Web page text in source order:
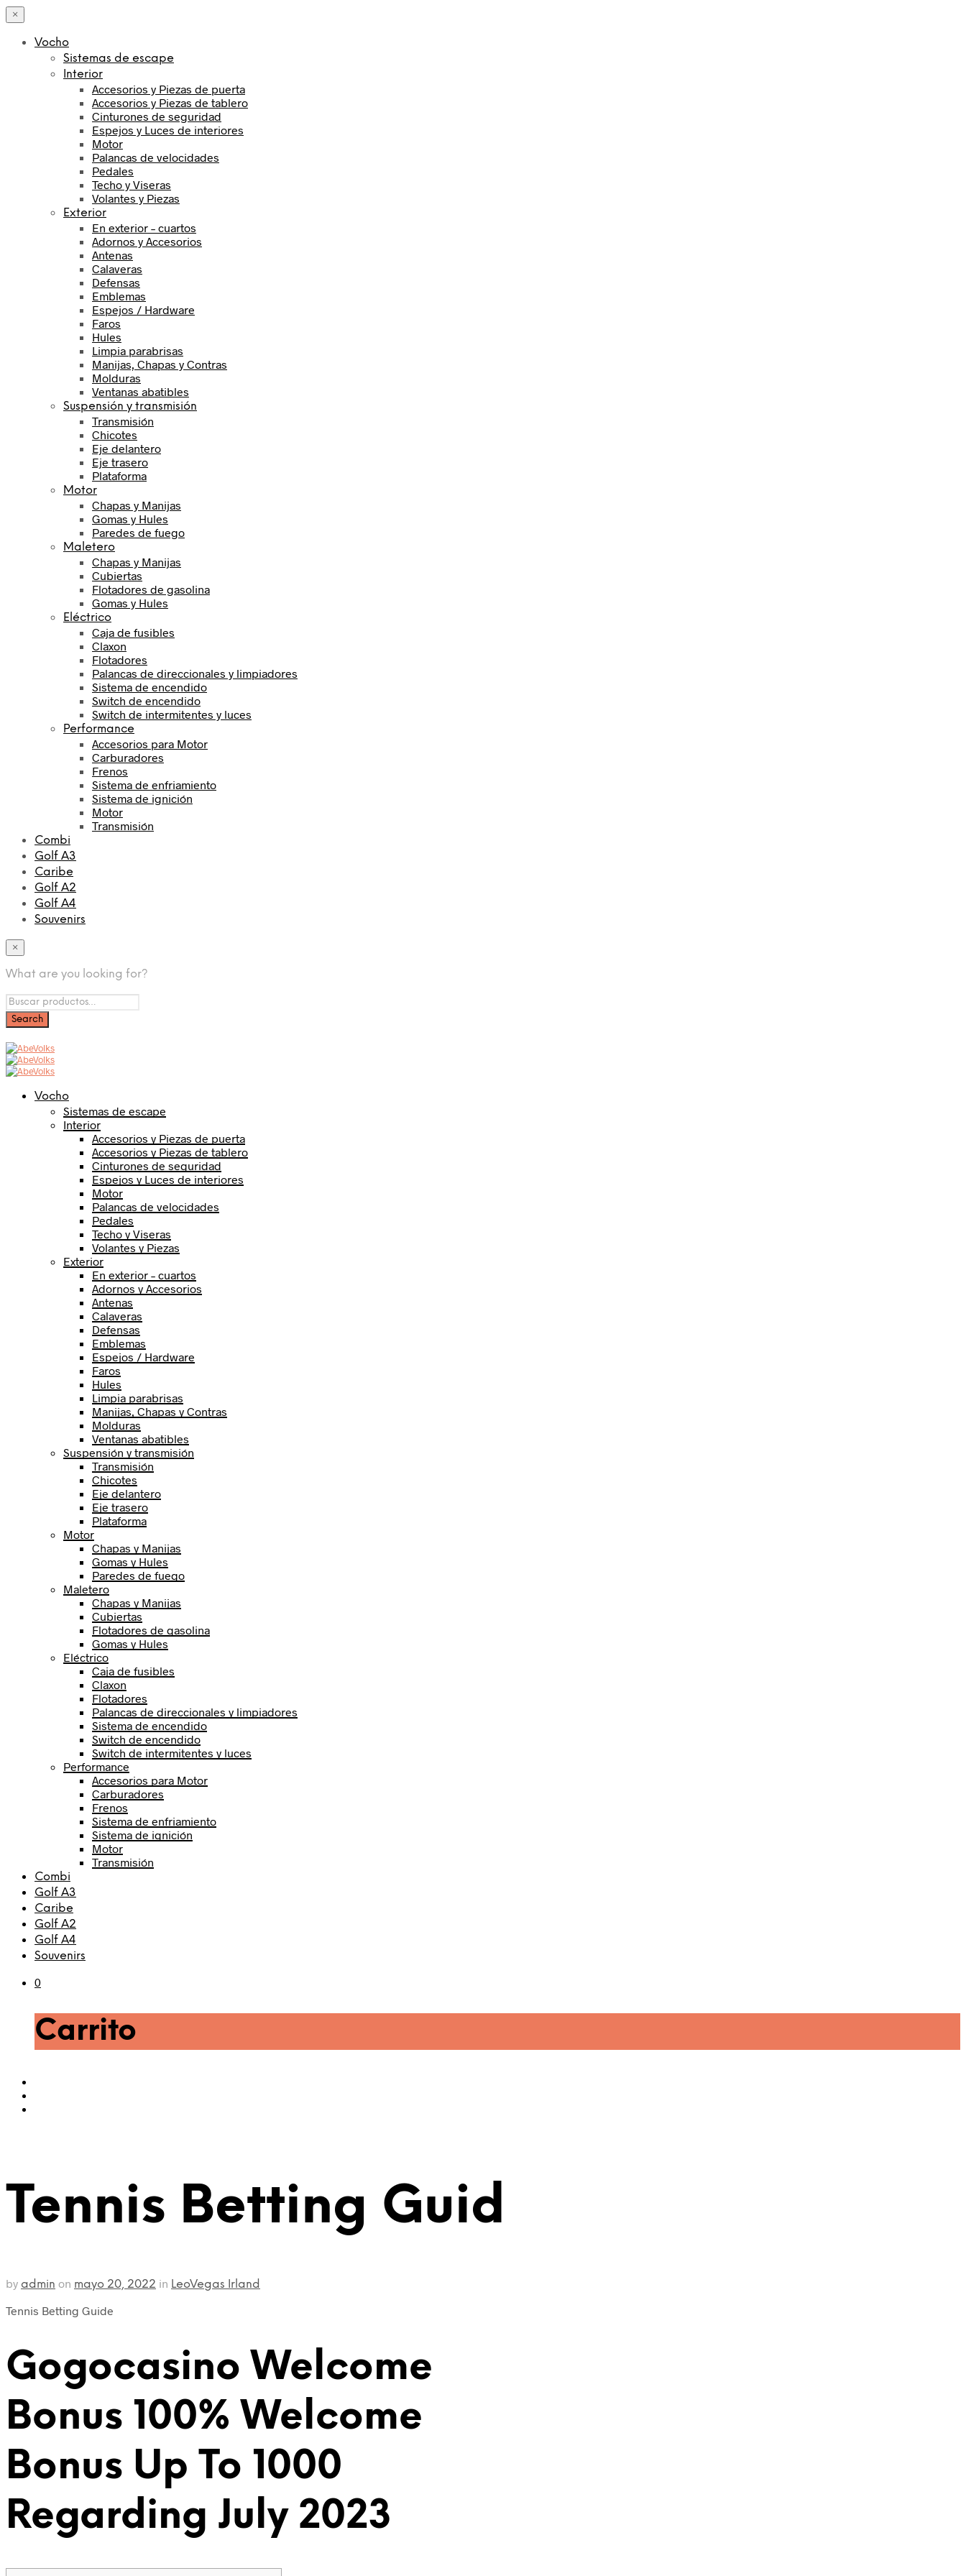
×
Vocho
Sistemas de escape
Interior
Accesorios y Piezas de puerta
Accesorios y Piezas de tablero
Cinturones de seguridad
Espejos y Luces de interiores
Motor
Palancas de velocidades
Pedales
Techo y Viseras
Volantes y Piezas
Exterior
En exterior – cuartos
Adornos y Accesorios
Antenas
Calaveras
Defensas
Emblemas
Espejos / Hardware
Faros
Hules
Limpia parabrisas
Manijas, Chapas y Contras
Molduras
Ventanas abatibles
Suspensión y transmisión
Transmisión
Chicotes
Eje delantero
Eje trasero
Plataforma
Motor
Chapas y Manijas
Gomas y Hules
Paredes de fuego
Maletero
Chapas y Manijas
Cubiertas
Flotadores de gasolina
Gomas y Hules
Eléctrico
Caja de fusibles
Claxon
Flotadores
Palancas de direccionales y limpiadores
Sistema de encendido
Switch de encendido
Switch de intermitentes y luces
Performance
Accesorios para Motor
Carburadores
Frenos
Sistema de enfriamiento
Sistema de ignición
Motor
Transmisión
Combi
Golf A3
Caribe
Golf A2
Golf A4
Souvenirs
×
What are you looking for?
Vocho
Sistemas de escape
Interior
Accesorios y Piezas de puerta
Accesorios y Piezas de tablero
Cinturones de seguridad
Espejos y Luces de interiores
Motor
Palancas de velocidades
Pedales
Techo y Viseras
Volantes y Piezas
Exterior
En exterior – cuartos
Adornos y Accesorios
Antenas
Calaveras
Defensas
Emblemas
Espejos / Hardware
Faros
Hules
Limpia parabrisas
Manijas, Chapas y Contras
Molduras
Ventanas abatibles
Suspensión y transmisión
Transmisión
Chicotes
Eje delantero
Eje trasero
Plataforma
Motor
Chapas y Manijas
Gomas y Hules
Paredes de fuego
Maletero
Chapas y Manijas
Cubiertas
Flotadores de gasolina
Gomas y Hules
Eléctrico
Caja de fusibles
Claxon
Flotadores
Palancas de direccionales y limpiadores
Sistema de encendido
Switch de encendido
Switch de intermitentes y luces
Performance
Accesorios para Motor
Carburadores
Frenos
Sistema de enfriamiento
Sistema de ignición
Motor
Transmisión
Combi
Golf A3
Caribe
Golf A2
Golf A4
Souvenirs
0
Carrito
Tennis Betting Guid
by admin on mayo 20, 2022 in LeoVegas Irland
Tennis Betting Guide
Gogocasino Welcome
Bonus 100% Welcome
Bonus Up To 1000
Regarding July 2023